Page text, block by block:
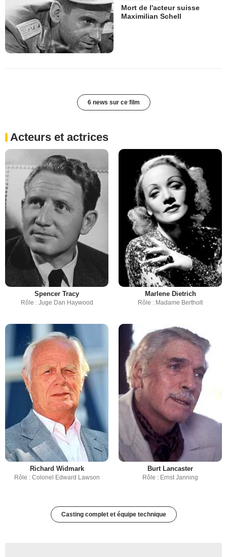
Mort de l'acteur suisse
Maximilian Schell
6 news sur ce film
Acteurs et actrices
Spencer Tracy
Rôle : Juge Dan Haywood
Marlene Dietrich
Rôle : Madame Bertholt
Richard Widmark
Rôle : Colonel Edward Lawson
Burt Lancaster
Rôle : Ernst Janning
Casting complet et équipe technique